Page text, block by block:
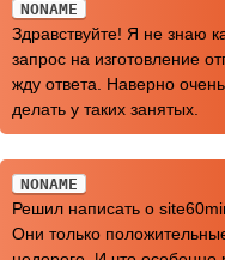
NONAME
Здравствуйте! Я не знаю
запрос на изготовление
жду ответа. Наверно
делать у таких занятых.
NONAME
Решил написать о
Они только